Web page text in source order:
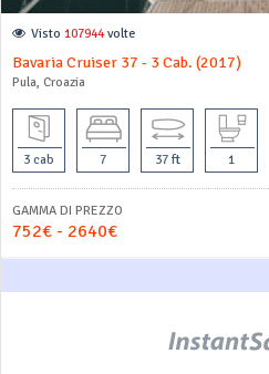
Visto 107944volte
Bavaria Cruiser 37 - 3 Cab. (2017)
Pula, Croazia
3 cab 7 37 ft 1
GAMMA DI PREZZO
752€ - 2640€